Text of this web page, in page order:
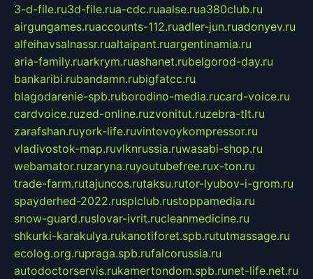
3-d-file.ru3d-file.rua-cdc.ruaalse.rua380club.ru
airgungames.ruaccounts-112.ruadler-jun.ruadonyev.ru
alfeihavsalnassr.rualtaipant.ruargentinamia.ru
aria-family.ruarkrym.ruashanet.rubelgorod-day.ru
bankaribi.rubandamn.rubigfatcc.ru
blagodarenie-spb.ruborodino-media.rucard-voice.ru
cardvoice.ruzed-online.ruzvonitut.ruzebra-tlt.ru
zarafshan.ruyork-life.ruvintovoykompressor.ru
vladivostok-map.ruvlknrussia.ruwasabi-shop.ru
webamator.ruzaryna.ruyoutubefree.rux-ton.ru
trade-farm.rutajuncos.rutaksu.rutor-lyubov-i-grom.ru
spayderhed-2022.rusplclub.rustoppamedia.ru
snow-guard.ruslovar-ivrit.rucleanmedicine.ru
shkurki-karakulya.rukanotiforet.spb.rututmassage.ru
ecolog.org.rupraga.spb.rufalcorussia.ru
autodoctorservis.rukamertondom.spb.runet-life.net.ru